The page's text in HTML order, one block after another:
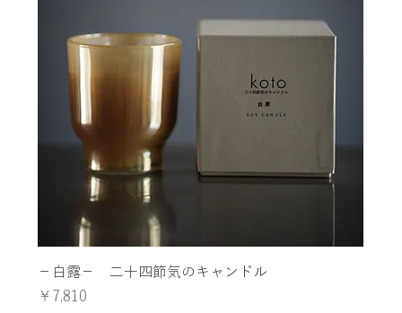
−白露− 二十四節気のキャンドル
価格
￥7,810